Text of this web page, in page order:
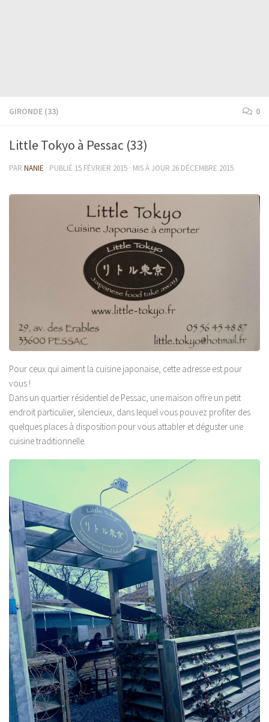
GIRONDE (33) 0
Little Tokyo à Pessac (33)
PAR NANIE · PUBLIÉ 15 FÉVRIER 2015 · MIS À JOUR 26 DÉCEMBRE 2015
Pour ceux qui aiment la cuisine japonaise, cette adresse est pour
vous !
Dans un quartier résidentiel de Pessac, une maison offre un petit
endroit particulier, silencieux, dans lequel vous pouvez profiter des
quelques places à disposition pour vous attabler et déguster une
cuisine traditionnelle.